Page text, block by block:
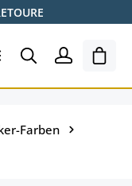
Farben